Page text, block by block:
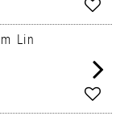
Add
Lin
Add